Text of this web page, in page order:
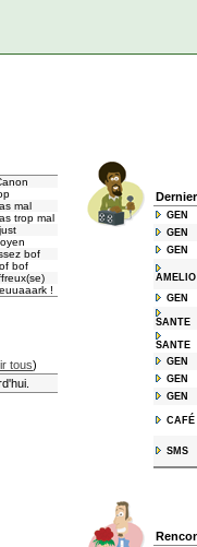
mal
trop mal
bof
bof
!
tous)
GEN
GEN
GEN
AMELIO
GEN
SANTE
SANTE
GEN
GEN
GEN
CAFÉ
SMS